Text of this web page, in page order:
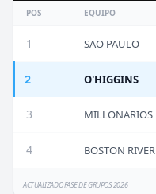
POS EQUIPO
1 SAO PAULO
2 O'HIGGINS
3 MILLONARIOS
4 BOSTON RIVER
ACTUALIZADO FASE DE GRUPOS 2026